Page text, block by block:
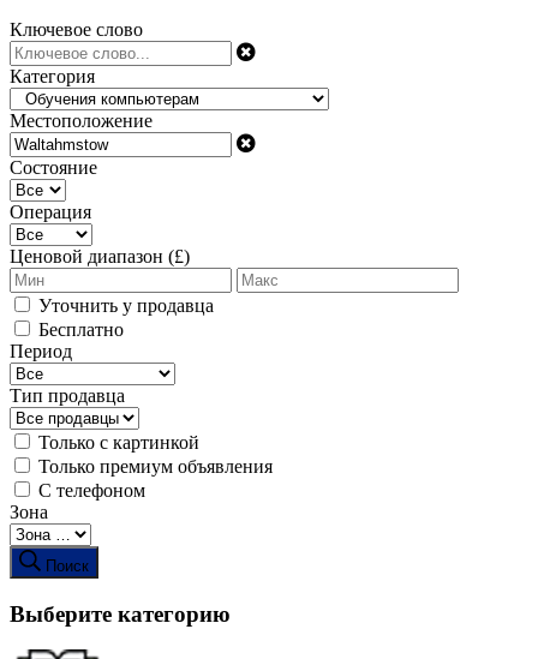
Ключевое слово
Категория
Местоположение
Состояние
Операция
Ценовой диапазон (£)
Уточнить у продавца
Бесплатно
Период
Тип продавца
Только с картинкой
Только премиум объявления
С телефоном
Зона
Поиск
Выберите категорию